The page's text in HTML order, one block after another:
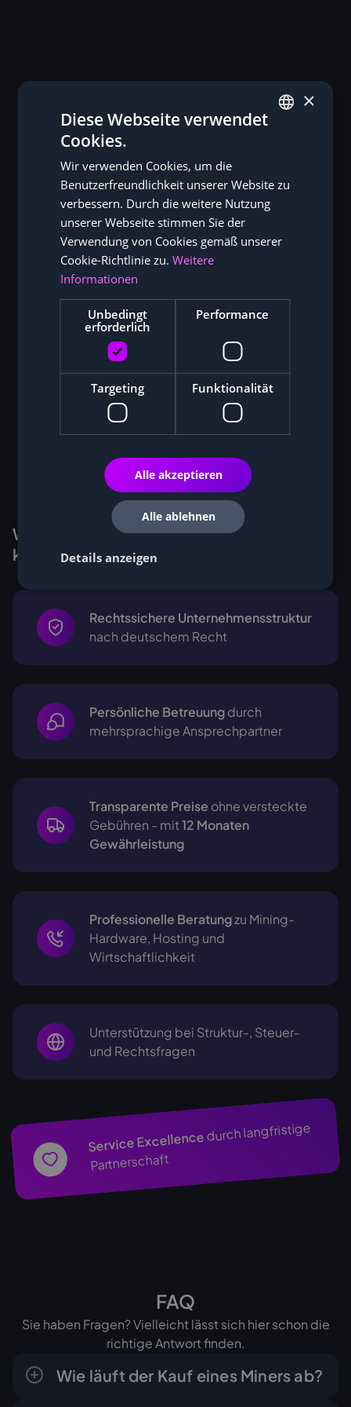
Warum Kunden Miner bei Cryptohall24
kaufen
Rechtssichere Unternehmensstruktur
nach deutschem Recht
Persönliche Betreuungdurch
mehrsprachigeAnsprechpartner
Transparente Preise ohne versteckte
Gebühren - mit12 Monaten
Gewährleistung
Professionelle Beratungzu Mining-
Hardware, Hosting und
Wirtschaftlichkeit
Unterstützung bei Struktur-, Steuer-
und Rechtsfragen
Service Excellencedurch langfristige
Partnerschaft
FAQ
Sie haben Fragen? Vielleicht lässt sich hier schon die
richtige Antwort finden.
Wie läuft der Kauf eines Miners ab?
×
Diese Webseite verwendet
Cookies.
Wir verwenden Cookies, um die
Benutzerfreundlichkeit unserer Website zu
verbessern. Durch die weitere Nutzung
unserer Webseite stimmen Sie der
Verwendung von Cookies gemäß unserer
Cookie-Richtlinie zu. Weitere
Informationen
Unbedingt
erforderlich
Performance
Targeting Funktionalität
Alle akzeptieren
Alle ablehnen
Details anzeigen